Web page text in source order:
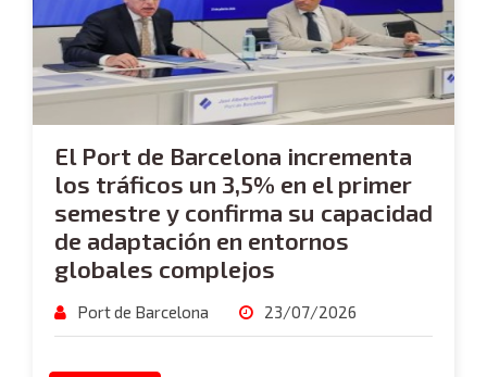
El Port de Barcelona incrementa
los tráficos un 3,5% en el primer
semestre y confirma su capacidad
de adaptación en entornos
globales complejos
Port de Barcelona 23/07/2026